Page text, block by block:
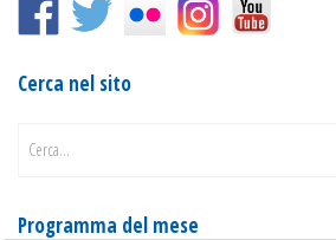
Cerca nel sito
Cerca...
Programma del mese